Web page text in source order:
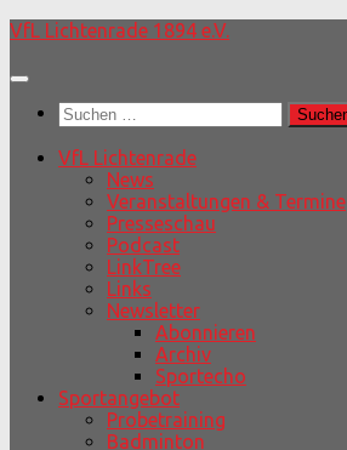
Unter
Inhalt
VfL Lichtenrade 1894 e.V.
Suchen
nach:
VfL Lichtenrade
News
Veranstaltungen & Termine
Presseschau
Podcast
LinkTree
Links
Newsletter
Abonnieren
Archiv
Sportecho
Sportangebot
Probetraining
Badminton